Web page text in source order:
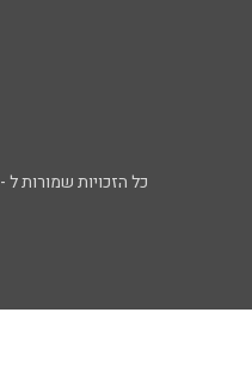
כל הזכויות שמורות ל - 103FM